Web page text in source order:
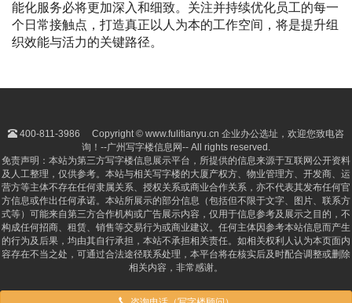
能化服务必将更加深入和细致。关注并持续优化员工的每一
个日常接触点，打造真正以人为本的工作空间，将是提升组
织效能与活力的关键路径。
400-811-3986
Copyright © www.fulitianyu.cn 企业办公选址，欢迎您致电咨
询！--广州写字楼信息网-- All rights reserved.
免责声明：本站为第三方写字楼信息展示平台，所提供的信息来源于互联网公开资料
及人工整理，仅供参考。本站与相关写字楼的大厦产权方、物业管理方、开发商、运
营方等主体不存在任何隶属关系、授权关系或商业合作关系，亦不代表其发布任何官
方信息或作出任何承诺。本站所展示的部分信息（包括但不限于文字、图片、联系方
式等）可能来自第三方合作机构或广告展示内容，仅用于信息参考及展示之目的，不
构成任何招商、租赁、销售等交易行为或商业建议。任何主体因参考本站信息而产生
的行为及后果，均由其自行承担，本站不承担相关责任。如相关权利人认为本页面内
容存在不当之处，可通过合法途径联系处理，本平台将在核实后及时配合调整或删除
相关内容，非常感谢。